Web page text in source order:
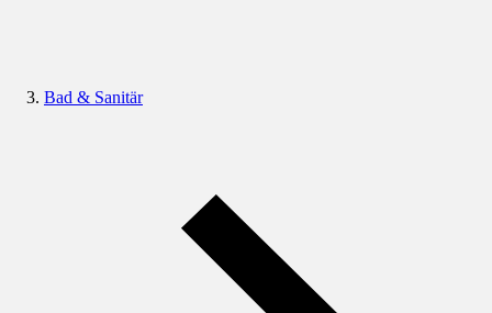
Bad & Sanitär